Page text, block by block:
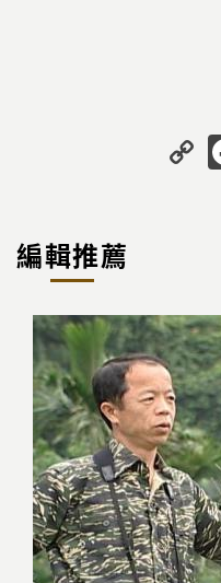
C
o
n
k
編輯推薦